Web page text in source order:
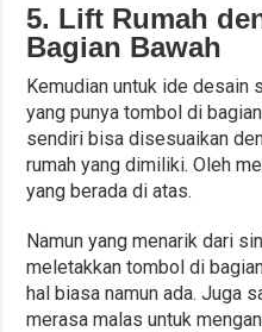
5. Lift Rumah
Bagian Bawah
Kemudian untuk ide desain
yang punya tombol di
sendiri bisa disesuaikan
rumah yang dimiliki. Oleh
yang berada di atas.
Namun yang menarik dari
meletakkan tombol di
hal biasa namun ada. Juga
merasa malas untuk